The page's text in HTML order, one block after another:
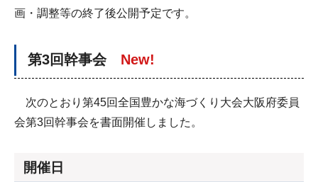
画・調整等の終了後公開予定です。
第3回幹事会 New!
次のとおり第45回全国豊かな海づくり大会大阪府委員
会第3回幹事会を書面開催しました。
開催日